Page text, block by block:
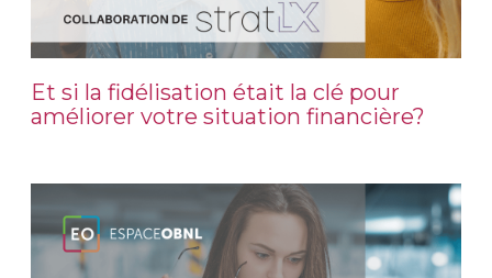
Et si la fidélisation était la clé pour
améliorer votre situation financière?